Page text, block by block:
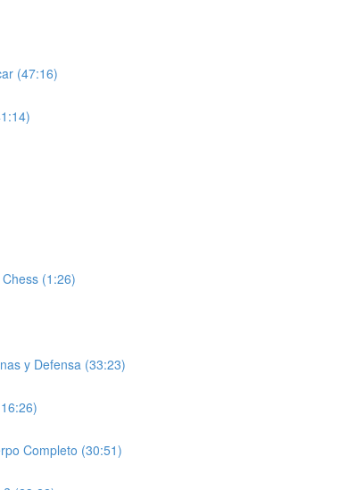
(47:16)
(1:26)
y Defensa (33:23)
Completo (30:51)